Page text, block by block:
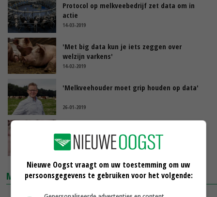
Protocol op melkveebedrijf zet data om in
actie
14-03-2019
'Met big data kun je iets zeggen over
welzijn varkens'
14-02-2019
'Melkveehouder moet grip houden op data'
26-01-2019
varkenshouderij
19-01-2019
MARKTPRIJZEN
Nieuwe Oogst vraagt om uw toestemming om uw
persoonsgegevens te gebruiken voor het volgende: